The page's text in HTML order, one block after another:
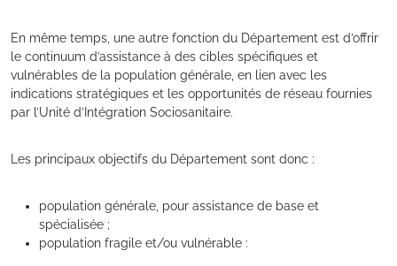
En même temps, une autre fonction du Département est d’offrir
le continuum d’assistance à des cibles spécifiques et
vulnérables de la population générale, en lien avec les
indications stratégiques et les opportunités de réseau fournies
par l’Unité d’Intégration Sociosanitaire.
Les principaux objectifs du Département sont donc :
population générale, pour assistance de base et
spécialisée ;
population fragile et/ou vulnérable :